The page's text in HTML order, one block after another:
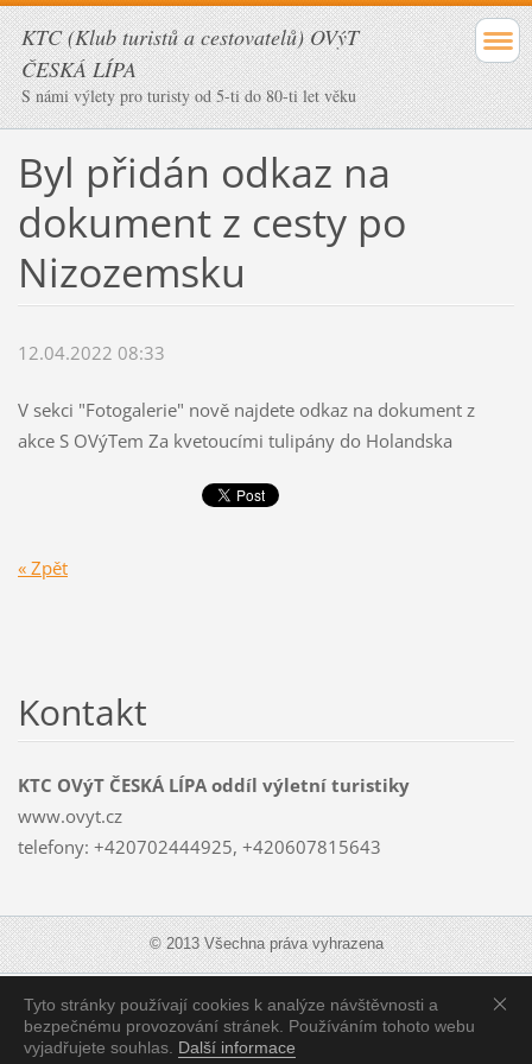
KTC (Klub turistů a cestovatelů) OVýT
ČESKÁ LÍPA
S námi výlety pro turisty od 5-ti do 80-ti let věku
Byl přidán odkaz na
dokument z cesty po
Nizozemsku
12.04.2022 08:33
V sekci "Fotogalerie" nově najdete odkaz na dokument z
akce S OVýTem Za kvetoucími tulipány do Holandska
« Zpět
Tyto stránky používají cookies k analýze návštěvnosti a
bezpečnému provozování stránek. Používáním tohoto webu
vyjadřujete souhlas. Další informace
Kontakt
KTC OVýT ČESKÁ LÍPA oddíl výletní turistiky
www.ovyt.cz
telefony: +420702444925, +420607815643
© 2013 Všechna práva vyhrazena
Zobrazit:Mobilní verzi|Standardní verzi